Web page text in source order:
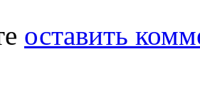
оставить